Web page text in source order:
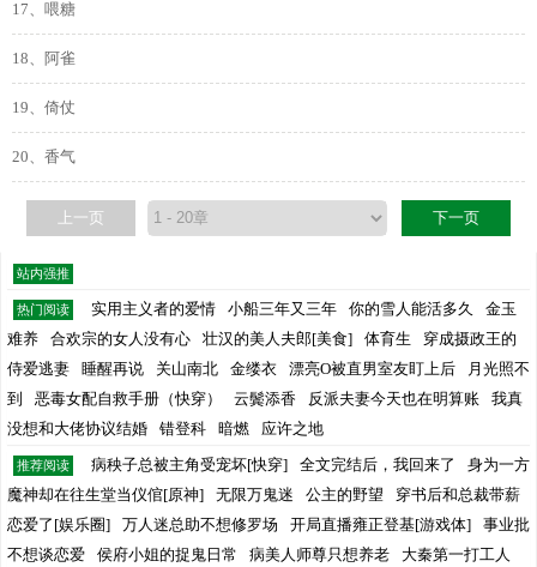
17、喂糖
18、阿雀
19、倚仗
20、香气
上一页 下一页
站内强推
热门阅读 实用主义者的爱情 小船三年又三年 你的雪人能活多久
金玉
难养
合欢宗的女人没有心 壮汉的美人夫郎[美食] 体育生
穿成摄政王的
侍爱逃妻
睡醒再说 关山南北 金缕衣 漂亮O被直男室友盯上后
月光照不
到
恶毒女配自救手册（快穿） 云鬓添香 反派夫妻今天也在明算账
我真
没想和大佬协议结婚
错登科 暗燃 应许之地
推荐阅读 病秧子总被主角受宠坏[快穿] 全文完结后，我回来了
身为一方
魔神却在往生堂当仪倌[原神]
无限万鬼迷 公主的野望
穿书后和总裁带薪
恋爱了[娱乐圈]
万人迷总助不想修罗场 开局直播雍正登基[游戏体]
事业批
不想谈恋爱
侯府小姐的捉鬼日常 病美人师尊只想养老 大秦第一打工人